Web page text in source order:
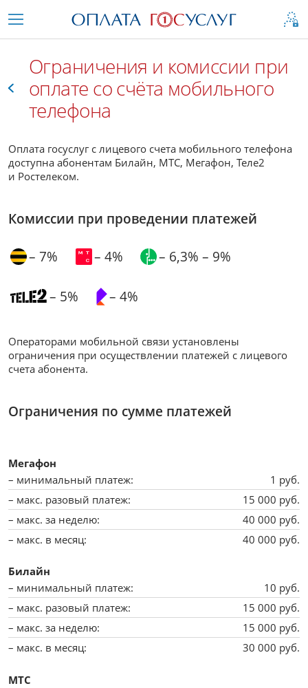
это
Ограничения и комиссии при
оплате со счёта мобильного
телефона
Оплата госуслуг с лицевого счета мобильного телефона
доступна абонентам Билайн, МТС, Мегафон, Теле2
и Ростелеком.
Комиссии при проведении платежей
7% 4% 6,3% – 9%
5% 4%
Операторами мобильной связи установлены
ограничения при осуществлении платежей с лицевого
счета абонента.
Ограничения по сумме платежей
Мегафон
1 руб.
15 000 руб.
40 000 руб.
40 000 руб.
Билайн
10 руб.
15 000 руб.
15 000 руб.
30 000 руб.
МТС